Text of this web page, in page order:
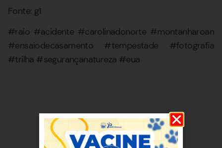
Fonte: g1
#raio #acidente #carolinadonorte #montanharoan
#ensaiodecasamento #tempestade #fotografia
#trilha #segurançanatureza #eua